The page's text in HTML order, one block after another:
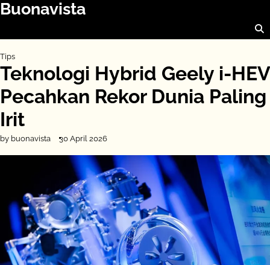
Skip
Buonavista
Tips
Teknologi Hybrid Geely i-HEV
Pecahkan Rekor Dunia Paling
Irit
by buonavista 30 April 2026